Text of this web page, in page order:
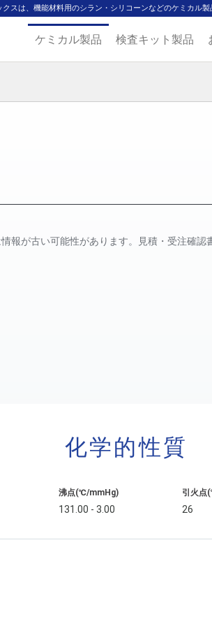
クスは、機能材料用のシラン・シリコーンなどのケミカル
ケミカル製品 検査キット製品
報が古い可能性があります。見積・受注確
化学的性質
沸点(℃/mmHg)
131.00 - 3.00
引火点
26